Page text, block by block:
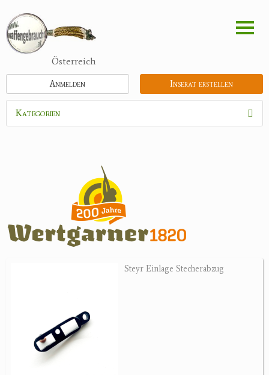
zum
Inhalt
Österreich
Inserat erstellen
Anmelden
Kategorien
Zubehör
Bücher, Videos
Antikes
Steyr Einlage Stecherabzug